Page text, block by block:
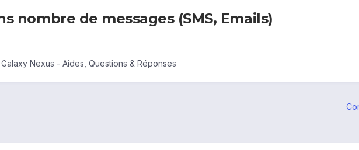
nombre de messages (SMS, Emails)
Nexus - Aides, Questions & Réponses